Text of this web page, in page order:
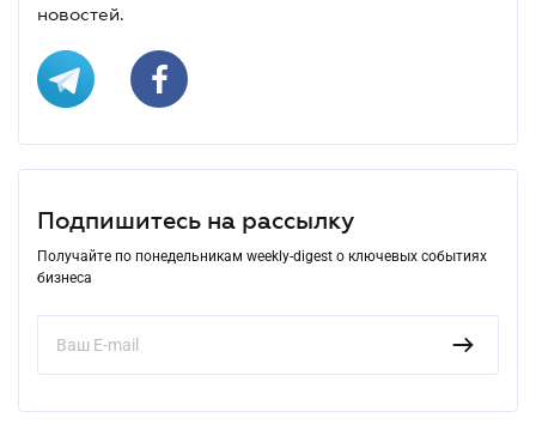
новостей.
Подпишитесь на рассылку
Получайте по понедельникам weekly-digest о ключевых событиях
бизнеса